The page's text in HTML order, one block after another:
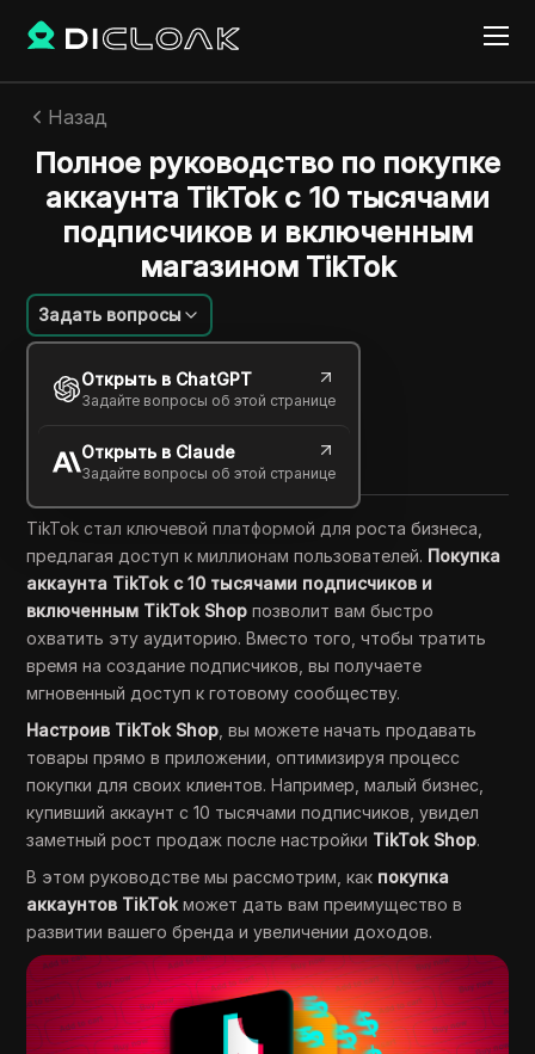
Назад
Полное руководство по покупке
аккаунта TikTok с 10 тысячами
подписчиков и включенным
магазином TikTok
Задать вопросы
Открыть в ChatGPT
Задайте вопросы об этой странице
Открыть в Claude
Задайте вопросы об этой странице
Эмили Грейс
18 сент. 2025 6 минут
Copy Link
TikTok стал ключевой платформой для роста бизнеса,
предлагая доступ к миллионам пользователей. Покупка
аккаунта TikTok с 10 тысячами подписчиков и
включенным TikTok Shop позволит вам быстро
охватить эту аудиторию. Вместо того, чтобы тратить
время на создание подписчиков, вы получаете
мгновенный доступ к готовому сообществу.
Настроив TikTok Shop , вы можете начать продавать
товары прямо в приложении, оптимизируя процесс
покупки для своих клиентов. Например, малый бизнес,
купивший аккаунт с 10 тысячами подписчиков, увидел
заметный рост продаж после настройки TikTok Shop.
В этом руководстве мы рассмотрим, как покупка
аккаунтов TikTok может дать вам преимущество в
развитии вашего бренда и увеличении доходов.